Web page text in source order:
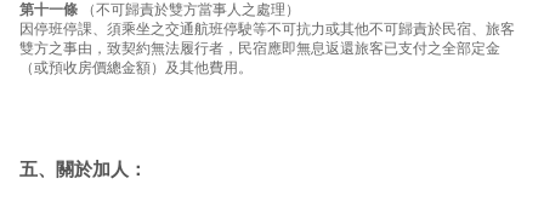
第十一條 （不可歸責於雙方當事人之處理）
因停班停課、須乘坐之交通航班停駛等不可抗力或其他不可歸責於民宿、旅客
雙方之事由，致契約無法履行者，民宿應即無息返還旅客已支付之全部定金
（或預收房價總金額）及其他費用。
五、關於加人：